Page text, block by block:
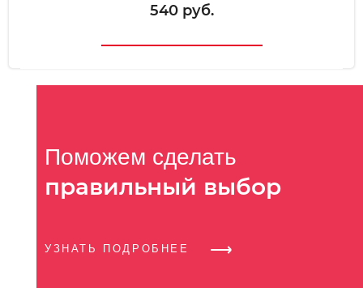
540 руб.
Поможем сделать
правильный выбор
УЗНАТЬ ПОДРОБНЕЕ